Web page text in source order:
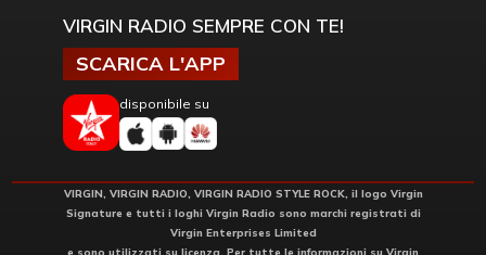
VIRGIN RADIO SEMPRE CON TE!
SCARICA L'APP
disponibile su
VIRGIN, VIRGIN RADIO, VIRGIN RADIO STYLE ROCK, il logo Virgin
Signature e tutti i loghi Virgin Radio sono marchi registrati di
Virgin Enterprises Limited
e sono utilizzati su licenza. Per tutte le informazioni su Virgin